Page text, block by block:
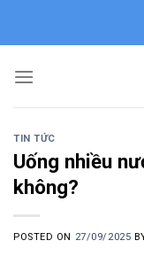
TIN TỨC
Uống nhiều
không?
POSTED ON 27/09/2025